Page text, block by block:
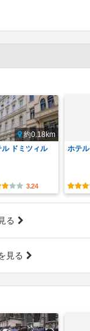
約0.18km
ル ドミツィル
3.24
ホテ
る
見る